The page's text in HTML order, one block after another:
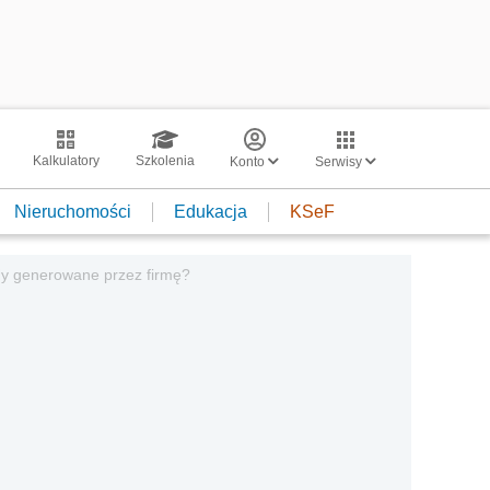
Kalkulatory Szkolenia Konto Serwisy
Nieruchomości Edukacja KSeF
generowane przez firmę?